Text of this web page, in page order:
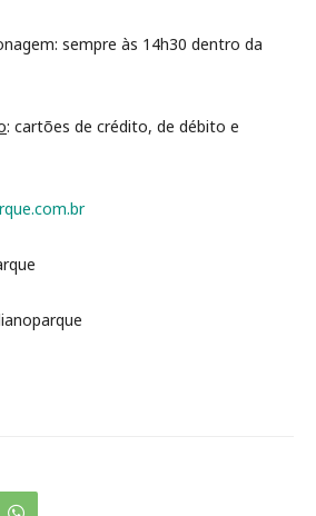
sempre às 14h30 dentro da
: cartões de crédito, de débito e